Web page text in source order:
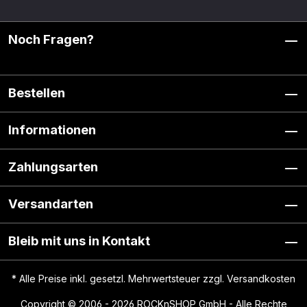
Noch Fragen?
Bestellen
Informationen
Zahlungsarten
Versandarten
Bleib mit uns in Kontakt
* Alle Preise inkl. gesetzl. Mehrwertsteuer zzgl. Versandkosten
Copyright © 2006 - 2026 ROCKnSHOP GmbH - Alle Rechte